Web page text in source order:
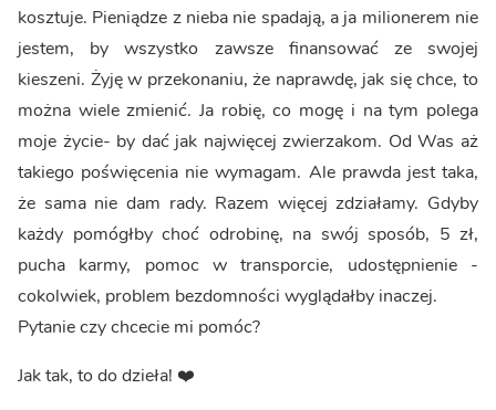
kosztuje. Pieniądze z nieba nie spadają, a ja milionerem nie
jestem, by wszystko zawsze finansować ze swojej
kieszeni. Żyję w przekonaniu, że naprawdę, jak się chce, to
można wiele zmienić. Ja robię, co mogę i na tym polega
moje życie- by dać jak najwięcej zwierzakom. Od Was aż
takiego poświęcenia nie wymagam. Ale prawda jest taka,
że sama nie dam rady. Razem więcej zdziałamy. Gdyby
każdy pomógłby choć odrobinę, na swój sposób, 5 zł,
pucha karmy, pomoc w transporcie, udostępnienie -
cokolwiek, problem bezdomności wyglądałby inaczej.
Pytanie czy chcecie mi pomóc?
Jak tak, to do dzieła! ❤️